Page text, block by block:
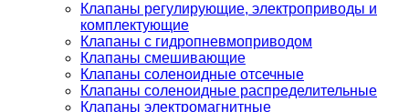
Клапаны регулирующие, электроприводы и
комплектующие
Клапаны с гидропневмоприводом
Клапаны смешивающие
Клапаны соленоидные отсечные
Клапаны соленоидные распределительные
Клапаны электромагнитные